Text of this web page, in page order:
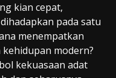
kian cepat,
pada satu
menempatkan
kehidupan modern?
kekuasaan adat